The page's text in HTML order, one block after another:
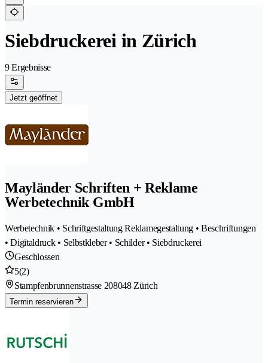
Siebdruckerei in Zürich
9 Ergebnisse
Jetzt geöffnet
Mayländer Schriften + Reklame
Werbetechnik GmbH
Werbetechnik • Schriftgestaltung Reklamegestaltung • Beschriftungen
• Digitaldruck • Selbstkleber • Schilder • Siebdruckerei
Geschlossen
5(2)
Stampfenbrunnenstrasse 208048 Zürich
Termin reservieren